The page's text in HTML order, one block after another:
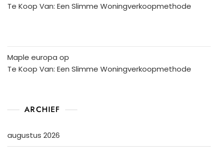
Te Koop Van: Een Slimme Woningverkoopmethode
Maple europa op
Te Koop Van: Een Slimme Woningverkoopmethode
ARCHIEF
augustus 2026